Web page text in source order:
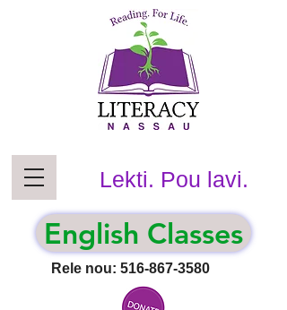
Rele nou: 516-867-3580
Lekti. Pou lavi.
English Classes